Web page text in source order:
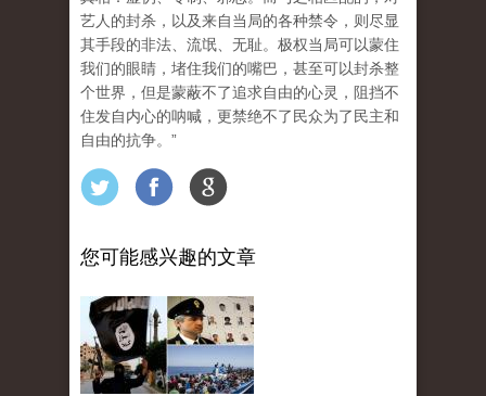
艺人的封杀，以及来自当局的各种禁令，则尽显
其手段的非法、流氓、无耻。极权当局可以蒙住
我们的眼睛，堵住我们的嘴巴，甚至可以封杀整
个世界，但是蒙蔽不了追求自由的心灵，阻挡不
住发自内心的呐喊，更禁绝不了民众为了民主和
自由的抗争。”
您可能感兴趣的文章